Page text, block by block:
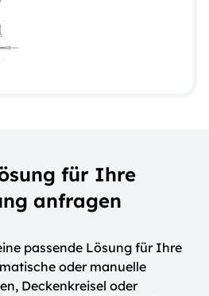
für Ihre
anfragen
passende Lösung für Ihre
oder manuelle
Deckenkreisel oder